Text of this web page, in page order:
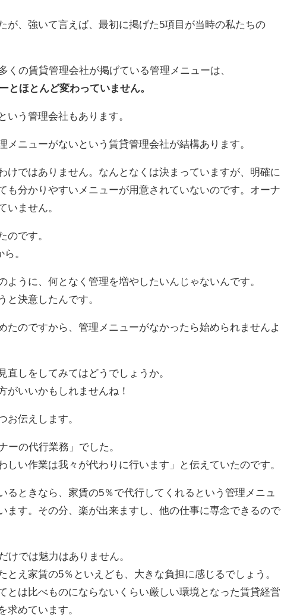
が、強いて言えば、最初に掲げた5項目が当時の私たちの
くの賃貸管理会社が掲げている管理メニューは、
とほとんど変わっていません。
いう管理会社もあります。
ニューがないという賃貸管理会社が結構あります。
けではありません。なんとなくは決まっていますが、明確に
も分かりやすいメニューが用意されていないのです。オーナ
いません。
のです。
。
うに、何となく管理を増やしたいんじゃないんです。
と決意したんです。
たのですから、管理メニューがなかったら始められませんよ
しをしてみてはどうでしょうか。
がいいかもしれませんね！
お伝えします。
ーの代行業務」でした。
い作業は我々が代わりに行います」と伝えていたのです。
るときなら、家賃の5％で代行してくれるという管理メニュ
ます。その分、楽が出来ますし、他の仕事に専念できるので
けでは魅力はありません。
え家賃の5％といえども、大きな負担に感じるでしょう。
とは比べものにならないくらい厳しい環境となった賃貸経営
求めています。